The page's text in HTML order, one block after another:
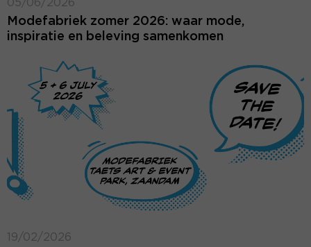
Modefabriek zomer 2026: waar mode,
inspiratie en beleving samenkomen
19/02/2026